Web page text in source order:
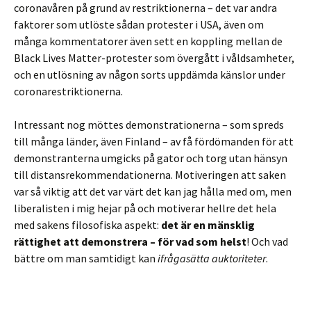
coronavåren på grund av restriktionerna – det var andra
faktorer som utlöste sådan protester i USA, även om
många kommentatorer även sett en koppling mellan de
Black Lives Matter-protester som övergått i våldsamheter,
och en utlösning av någon sorts uppdämda känslor under
coronarestriktionerna.
Intressant nog möttes demonstrationerna – som spreds
till många länder, även Finland – av få fördömanden för att
demonstranterna umgicks på gator och torg utan hänsyn
till distansrekommendationerna. Motiveringen att saken
var så viktig att det var värt det kan jag hålla med om, men
liberalisten i mig hejar på och motiverar hellre det hela
med sakens filosofiska aspekt: det är en mänsklig
rättighet att demonstrera – för vad som helst! Och vad
bättre om man samtidigt kan ifrågasätta auktoriteter.